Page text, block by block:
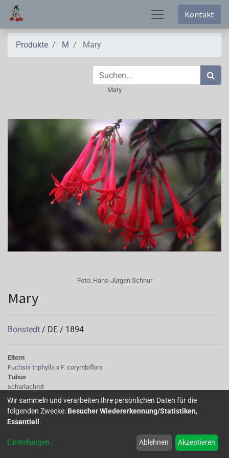
Kontakt
Produkte M Mary
Mary
Foto: Hans-Jürgen Schnur
Mary
Bonstedt / DE / 1894
Eltern
Fuchsia triphylla x F. corymbiflora
Tubus
scharlachrot
Sepalen
horizontal, kurz, scharlachrot
Korolle/Petalen
einfach, kurz, scharlachrot
rot mit weißen Staubgefäßen
Wir sammeln und verarbeiten Ihre persönlichen Daten für die
folgenden Zwecke: Besucher Wiedererkennung/Statistiken,
Essentiell .
Einstellungen... Ablehnen Akzeptieren